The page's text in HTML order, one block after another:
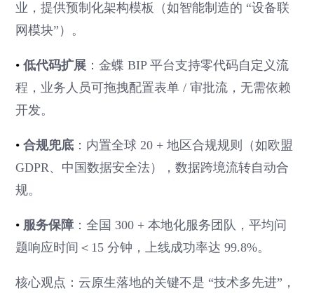
业，提供预制化架构模板（如智能制造的 “设备联
网模块”）。
•低代码扩展 ：金蝶 BIP 平台支持零代码自定义流
程，业务人员可拖拽配置表单 / 审批流，无需依赖
开发。
•合规兜底 ：内置全球 20 + 地区合规规则（如欧盟
GDPR、中国数据安全法），数据跨境流转自动合
规。
• 服务保障 ：全国 300 + 本地化服务团队，平均问
题响应时间＜15 分钟，上线成功率达 99.8%。
核心观点：云原生落地的关键不是 “技术多先进”，